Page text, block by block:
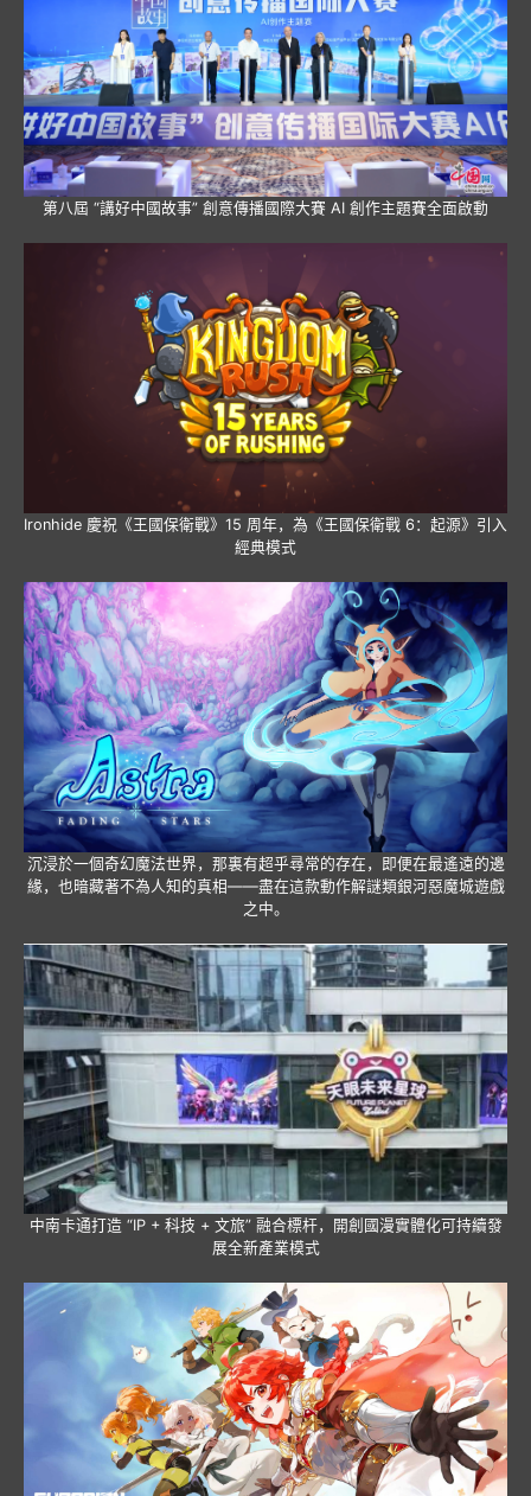
第八屆 “講好中國故事” 創意傳播國際大賽 AI 創作主題賽全面啟動
Ironhide 慶祝《王國保衛戰》15 周年，為《王國保衛戰 6：起源》引入
經典模式
沉浸於一個奇幻魔法世界，那裏有超乎尋常的存在，即便在最遙遠的邊
緣，也暗藏著不為人知的真相——盡在這款動作解謎類銀河惡魔城遊戲
之中。
中南卡通打造 “IP + 科技 + 文旅” 融合標杆，開創國漫實體化可持續發
展全新產業模式